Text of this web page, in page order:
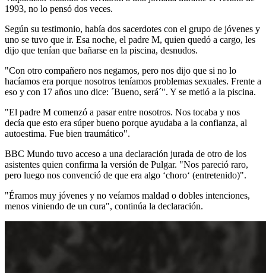
1993, no lo pensó dos veces.
Según su testimonio, había dos sacerdotes con el grupo de jóvenes y
uno se tuvo que ir. Esa noche, el padre M, quien quedó a cargo, les
dijo que tenían que bañarse en la piscina, desnudos.
"Con otro compañero nos negamos, pero nos dijo que si no lo
hacíamos era porque nosotros teníamos problemas sexuales. Frente a
eso y con 17 años uno dice: ´Bueno, será´". Y se metió a la piscina.
"El padre M comenzó a pasar entre nosotros. Nos tocaba y nos
decía que esto era súper bueno porque ayudaba a la confianza, al
autoestima. Fue bien traumático".
BBC Mundo tuvo acceso a una declaración jurada de otro de los
asistentes quien confirma la versión de Pulgar. "Nos pareció raro,
pero luego nos convenció de que era algo ‘choro‘ (entretenido)".
"Éramos muy jóvenes y no veíamos maldad o dobles intenciones,
menos viniendo de un cura", continúa la declaración.